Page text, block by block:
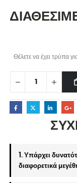
Θέλετε να έχει τρύπα
1. Υπάρχει
διαφορετικά